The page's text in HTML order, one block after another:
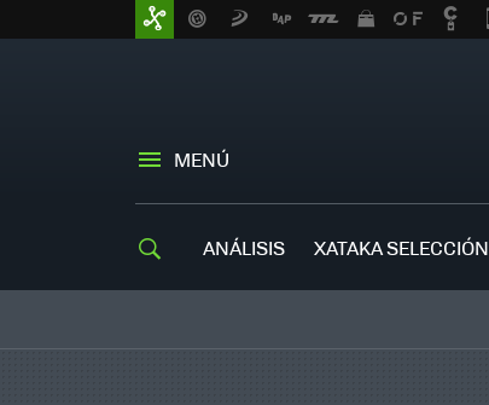
MENÚ
ANÁLISIS XATAKA SELECCIÓN